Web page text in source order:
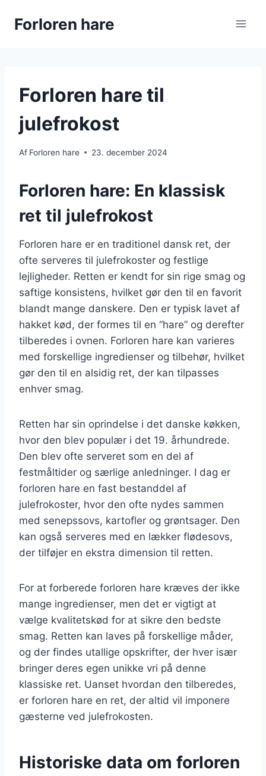
Forloren hare
Forloren hare til
julefrokost
Af Forloren hare 23. december 2024
Forloren hare: En klassisk
ret til julefrokost
Forloren hare er en traditionel dansk ret, der
ofte serveres til julefrokoster og festlige
lejligheder. Retten er kendt for sin rige smag og
saftige konsistens, hvilket gør den til en favorit
blandt mange danskere. Den er typisk lavet af
hakket kød, der formes til en “hare” og derefter
tilberedes i ovnen. Forloren hare kan varieres
med forskellige ingredienser og tilbehør, hvilket
gør den til en alsidig ret, der kan tilpasses
enhver smag.
Retten har sin oprindelse i det danske køkken,
hvor den blev populær i det 19. århundrede.
Den blev ofte serveret som en del af
festmåltider og særlige anledninger. I dag er
forloren hare en fast bestanddel af
julefrokoster, hvor den ofte nydes sammen
med senepssovs, kartofler og grøntsager. Den
kan også serveres med en lækker flødesovs,
der tilføjer en ekstra dimension til retten.
For at forberede forloren hare kræves der ikke
mange ingredienser, men det er vigtigt at
vælge kvalitetskød for at sikre den bedste
smag. Retten kan laves på forskellige måder,
og der findes utallige opskrifter, der hver især
bringer deres egen unikke vri på denne
klassiske ret. Uanset hvordan den tilberedes,
er forloren hare en ret, der altid vil imponere
gæsterne ved julefrokosten.
Historiske data om forloren